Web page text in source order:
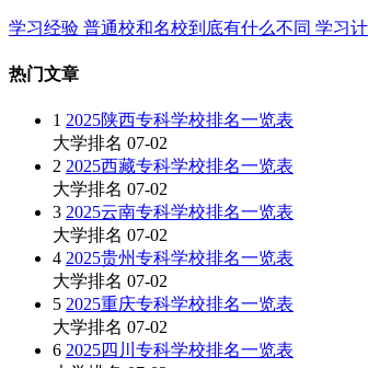
学习经验 普通校和名校到底有什么不同 学习计
热门文章
1 2025陕西专科学校排名一览表
大学排名 07-02
2 2025西藏专科学校排名一览表
大学排名 07-02
3 2025云南专科学校排名一览表
大学排名 07-02
4 2025贵州专科学校排名一览表
大学排名 07-02
5 2025重庆专科学校排名一览表
大学排名 07-02
6 2025四川专科学校排名一览表